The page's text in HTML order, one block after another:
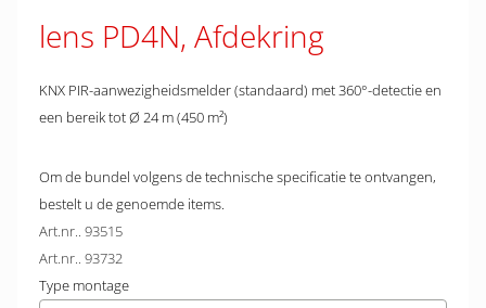
lens PD4N, Afdekring
KNX PIR-aanwezigheidsmelder (standaard) met 360°-detectie en
een bereik tot Ø 24 m (450 m²)
Om de bundel volgens de technische specificatie te ontvangen,
bestelt u de genoemde items.
Art.nr.. 93515
Art.nr.. 93732
Type montage